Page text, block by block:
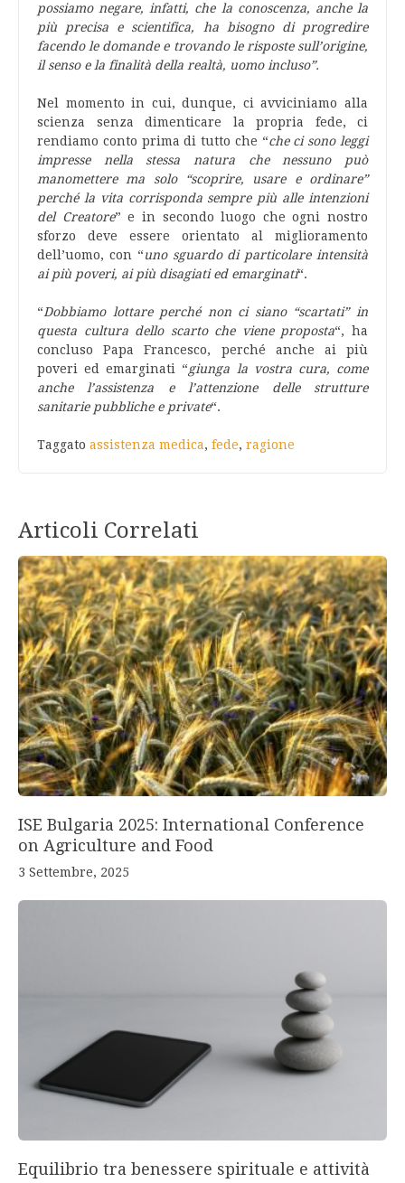
possiamo negare, infatti, che la conoscenza, anche la
più precisa e scientifica, ha bisogno di progredire
facendo le domande e trovando le risposte sull’origine,
il senso e la finalità della realtà, uomo incluso”.
Nel momento in cui, dunque, ci avviciniamo alla
scienza senza dimenticare la propria fede, ci
rendiamo conto prima di tutto che “che ci sono leggi
impresse nella stessa natura che nessuno può
manomettere ma solo “scoprire, usare e ordinare”
perché la vita corrisponda sempre più alle intenzioni
del Creatore” e in secondo luogo che ogni nostro
sforzo deve essere orientato al miglioramento
dell’uomo, con “uno sguardo di particolare intensità
ai più poveri, ai più disagiati ed emarginati“.
“Dobbiamo lottare perché non ci siano “scartati” in
questa cultura dello scarto che viene proposta“, ha
concluso Papa Francesco, perché anche ai più
poveri ed emarginati “giunga la vostra cura, come
anche l’assistenza e l’attenzione delle strutture
sanitarie pubbliche e private“.
Taggato assistenza medica, fede, ragione
Articoli Correlati
ISE Bulgaria 2025: International Conference
on Agriculture and Food
3 Settembre, 2025
Equilibrio tra benessere spirituale e attività